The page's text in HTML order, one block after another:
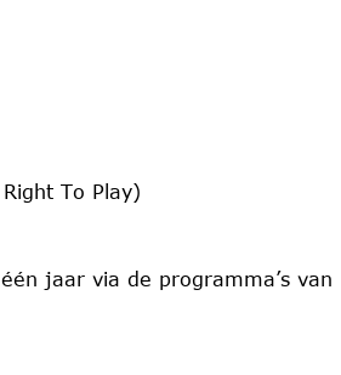
To Play)
jaar via de programma’s van